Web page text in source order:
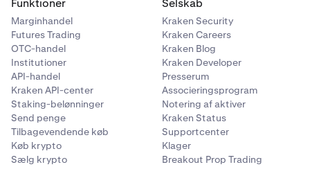
Funktioner
Marginhandel
Futures Trading
OTC-handel
Institutioner
API-handel
Kraken API-center
Staking-belønninger
Send penge
Tilbagevendende køb
Køb krypto
Sælg krypto
Selskab
Kraken Security
Kraken Careers
Kraken Blog
Kraken Developer
Presserum
Associeringsprogram
Notering af aktiver
Kraken Status
Supportcenter
Klager
Breakout Prop Trading